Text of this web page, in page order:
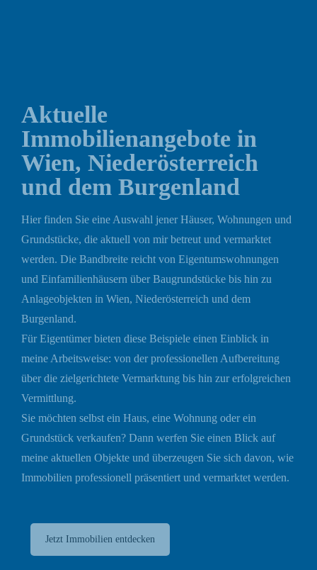
Aktuelle
Immobilienangebote in
Wien, Niederösterreich
und dem Burgenland
Hier finden Sie eine Auswahl jener Häuser, Wohnungen und
Grundstücke, die aktuell von mir betreut und vermarktet
werden. Die Bandbreite reicht von Eigentumswohnungen
und Einfamilienhäusern über Baugrundstücke bis hin zu
Anlageobjekten in Wien, Niederösterreich und dem
Burgenland.
Für Eigentümer bieten diese Beispiele einen Einblick in
meine Arbeitsweise: von der professionellen Aufbereitung
über die zielgerichtete Vermarktung bis hin zur erfolgreichen
Vermittlung.
Sie möchten selbst ein Haus, eine Wohnung oder ein
Grundstück verkaufen? Dann werfen Sie einen Blick auf
meine aktuellen Objekte und überzeugen Sie sich davon, wie
Immobilien professionell präsentiert und vermarktet werden.
Jetzt Immobilien entdecken